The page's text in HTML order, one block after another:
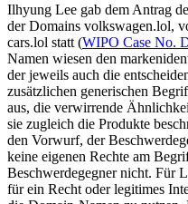
Ilhyung Lee gab dem Antrag
der Domains volkswagen.lol,
cars.lol statt (WIPO Case No.
Namen wiesen den
der jeweils auch die
zusätzlichen generischen
aus, die verwirrende
sie zugleich die Produkte
den Vorwurf, der
keine eigenen Rechte am
Beschwerdegegner nicht. Für
für ein Recht oder legitimes